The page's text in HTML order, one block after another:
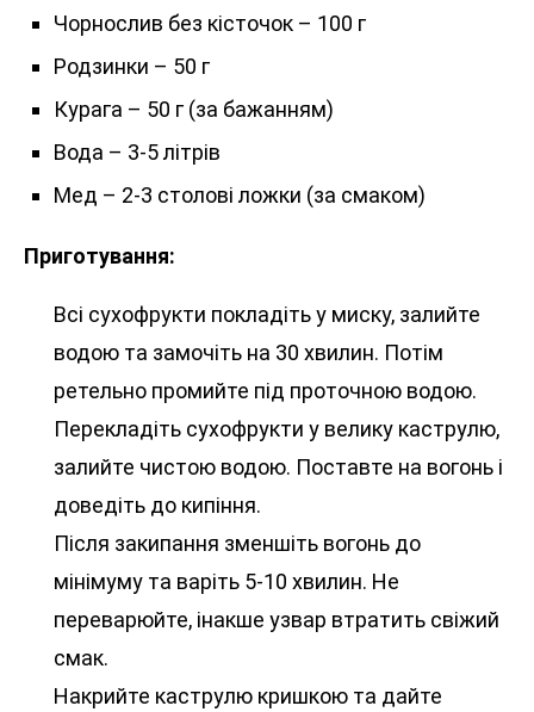
Чорнослив без кісточок – 100 г
Родзинки – 50 г
Курага – 50 г (за бажанням)
Вода – 3-5 літрів
Мед – 2-3 столові ложки (за смаком)
Приготування:
Всі сухофрукти покладіть у миску, залийте
водою та замочіть на 30 хвилин. Потім
ретельно промийте під проточною водою.
Перекладіть сухофрукти у велику каструлю,
залийте чистою водою. Поставте на вогонь і
доведіть до кипіння.
Після закипання зменшіть вогонь до
мінімуму та варіть 5-10 хвилин. Не
переварюйте, інакше узвар втратить свіжий
смак.
Накрийте каструлю кришкою та дайте